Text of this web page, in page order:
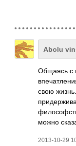
Abolu
Общаясь с
свою
можно
2013-10-29